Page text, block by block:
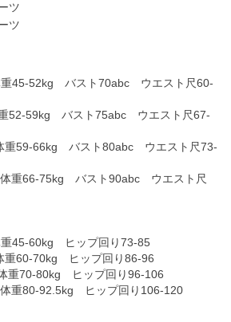
ツ
ツ
45-52kg バスト70abc ウエスト尺60-
52-59kg バスト75abc ウエスト尺67-
重59-66kg バスト80abc ウエスト尺73-
重66-75kg バスト90abc ウエスト尺
45-60kg ヒップ回り73-85
60-70kg ヒップ回り86-96
重70-80kg ヒップ回り96-106
重80-92.5kg ヒップ回り106-120